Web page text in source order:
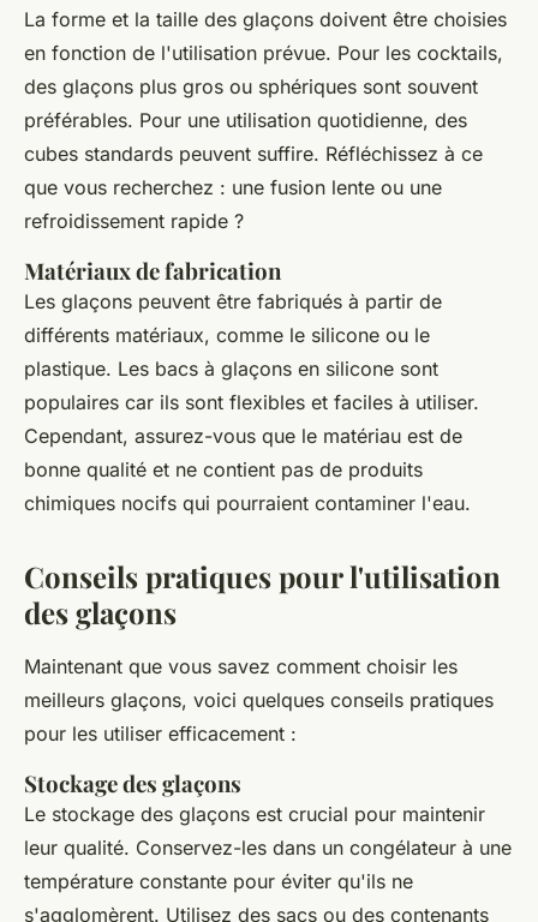
La forme et la taille des glaçons doivent être choisies
en fonction de l'utilisation prévue. Pour les cocktails,
des glaçons plus gros ou sphériques sont souvent
préférables. Pour une utilisation quotidienne, des
cubes standards peuvent suffire. Réfléchissez à ce
que vous recherchez : une fusion lente ou une
refroidissement rapide ?
Matériaux de fabrication
Les glaçons peuvent être fabriqués à partir de
différents matériaux, comme le silicone ou le
plastique. Les bacs à glaçons en silicone sont
populaires car ils sont flexibles et faciles à utiliser.
Cependant, assurez-vous que le matériau est de
bonne qualité et ne contient pas de produits
chimiques nocifs qui pourraient contaminer l'eau.
Conseils pratiques pour l'utilisation
des glaçons
Maintenant que vous savez comment choisir les
meilleurs glaçons, voici quelques conseils pratiques
pour les utiliser efficacement :
Stockage des glaçons
Le stockage des glaçons est crucial pour maintenir
leur qualité. Conservez-les dans un congélateur à une
température constante pour éviter qu'ils ne
s'agglomèrent. Utilisez des sacs ou des contenants